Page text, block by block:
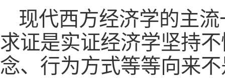
现代西方经济学的主
求证是实证经济学坚持
念、行为方式等等向来